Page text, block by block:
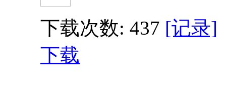
下载次数: 437 [记录]
下载